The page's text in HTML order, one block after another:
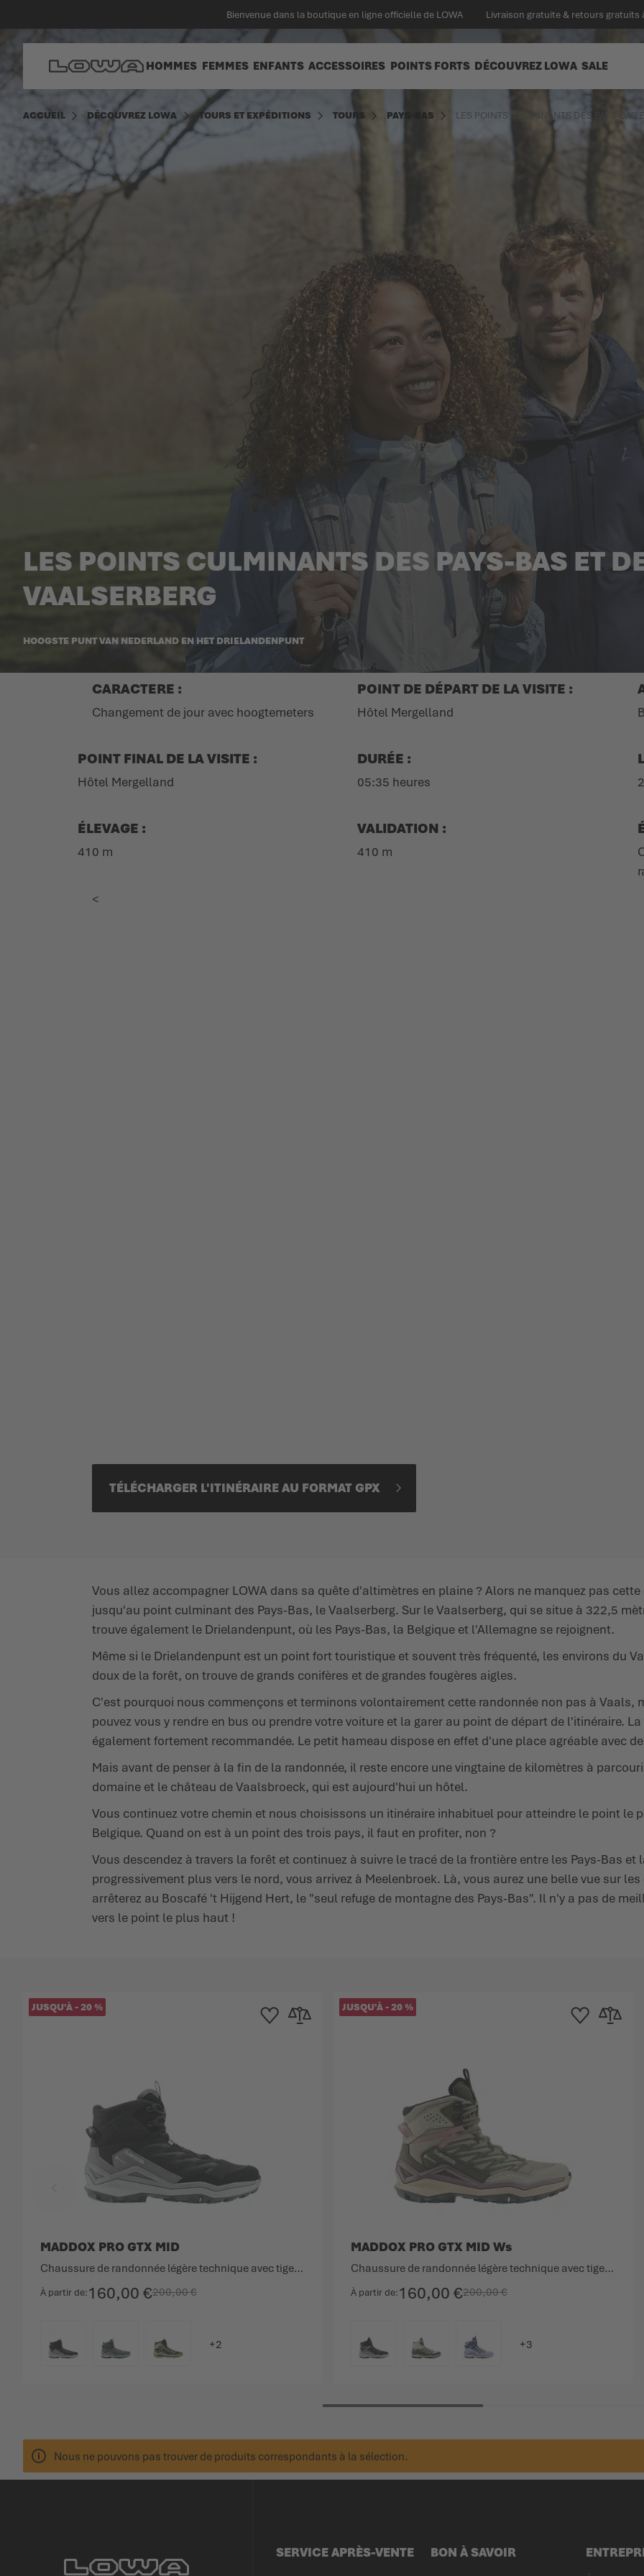
Bienvenue dans la boutique en ligne officielle de LOWA Livraison gratuite & retours gratuits
HOMMES FEMMES ENFANTS ACCESSOIRES POINTS FORTS DÉCOUVREZ LOWA SALE
ACCUEIL DÉCOUVREZ LOWA TOURS ET EXPÉDITIONS TOURS PAYS-BAS LES POINTS CULMINANTS DES PAYS-BAS
LES POINTS CULMINANTS DES PAYS-BAS ET
VAALSERBERG
HOOGSTE PUNT VAN NEDERLAND EN HET DRIELANDENPUNT
CARACTERE :
Changement de jour avec hoogtemeters
POINT DE DÉPART DE LA VISITE :
Hôtel Mergelland
POINT FINAL DE LA VISITE :
Hôtel Mergelland
DURÉE :
05:35 heures
ÉLEVAGE :
410 m
VALIDATION :
410 m
<
TÉLÉCHARGER L'ITINÉRAIRE AU FORMAT GPX
Vous allez accompagner LOWA dans sa quête d'altimètres en plaine ? Alors ne manquez pas
jusqu'au point culminant des Pays-Bas, le Vaalserberg. Sur le Vaalserberg, qui se situe à 322,5
trouve également le Drielandenpunt, où les Pays-Bas, la Belgique et l'Allemagne se rejoignent.
Même si le Drielandenpunt est un point fort touristique et souvent très fréquenté, les environs du
doux de la forêt, on trouve de grands conifères et de grandes fougères aigles.
C'est pourquoi nous commençons et terminons volontairement cette randonnée non pas à Vaals,
pouvez vous y rendre en bus ou prendre votre voiture et la garer au point de départ de l'itinéraire.
également fortement recommandée. Le petit hameau dispose en effet d'une place agréable avec
Mais avant de penser à la fin de la randonnée, il reste encore une vingtaine de kilomètres à
domaine et le château de Vaalsbroeck, qui est aujourd'hui un hôtel.
Vous continuez votre chemin et nous choisissons un itinéraire inhabituel pour atteindre le point le
Belgique. Quand on est à un point des trois pays, il faut en profiter, non ?
Vous descendez à travers la forêt et continuez à suivre le tracé de la frontière entre les Pays-Bas et
progressivement plus vers le nord, vous arrivez à Meelenbroek. Là, vous aurez une belle vue sur
arrêterez au Boscafé 't Hijgend Hert, le "seul refuge de montagne des Pays-Bas". Il n'y a pas de
vers le point le plus haut !
JUSQU'À-20%
À partir de 160,00 €200,00 €
MADDOX PRO GTX MID
COULEUR
Chaussure de randonnée légère technique avec tige à coupe moyenne.
Ajouter à la liste d'achats
Ajouter au comparateur
JUSQU'À-20%
À partir de 160,00 €200,00 €
MADDOX PRO GTX MID Ws
COULEUR
Chaussure de randonnée légère technique avec tige à coupe moyenne.
Ajouter à la liste
Ajouter au
Nous ne pouvons pas trouver de produits correspondants à la sélection.
SERVICE APRÈS-VENTE
BON À SAVOIR